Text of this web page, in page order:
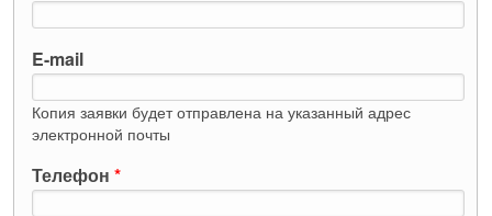
E-mail
Копия заявки будет отправлена на указанный адрес
электронной почты
Телефон *